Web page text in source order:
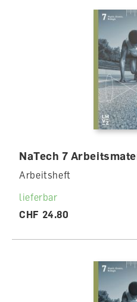
NaTech 7
Arbeitsheft
lieferbar
CHF 24.80